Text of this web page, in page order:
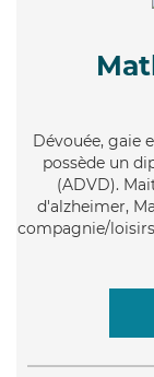
Dévouée, gaie
possède un
(ADVD).
d'alzheimer,
compagnie/